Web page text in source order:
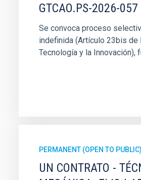
GTCAO.PS-2026-057
Se convoca proceso
indefinida (Artículo 23bis de
Tecnología y la Innovación),
PERMANENT (OPEN TO PUBLIC)
UN CONTRATO -